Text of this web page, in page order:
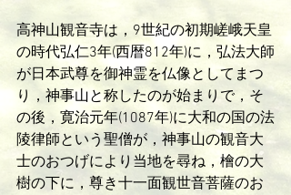
高神山観音寺は，9世紀の初期嵯峨天皇
の時代弘仁3年(西暦812年)に，弘法大師
が日本武尊を御神霊を仏像としてまつ
り，神事山と称したのが始まりで，そ
の後，寛治元年(1087年)に大和の国の法
陵律師という聖僧が，神事山の観音大
士のおつげにより当地を尋ね，檜の大
樹の下に，尊き十一面観世音菩薩のお